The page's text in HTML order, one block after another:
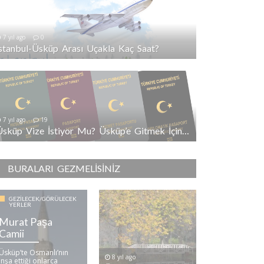
7 yıl ago 0
Üsküp Arası Uçakla Kaç Saat?
7 yıl ago 19
Üsküp Vize İstiyor Mu? Üsküp’e Gitmek İçin Vize Gerekli Mi?
BURALARI GEZMELISINIZ
GEZILECEK/GÖRÜLECEK
YERLER
Paşa
Osmanlı’nın
ettiği onlarca
8 yıl ago